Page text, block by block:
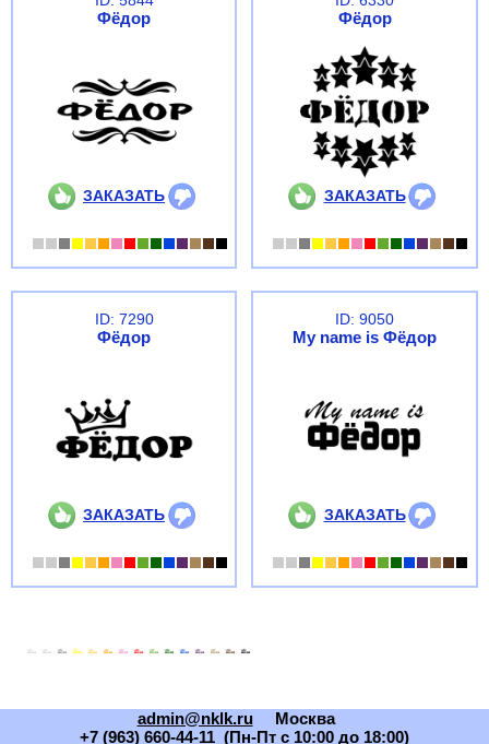
Фёдор
ЗАКАЗАТЬ
Фёдор
ЗАКАЗАТЬ
ID: 7290
Фёдор
ЗАКАЗАТЬ
ID: 9050
My name is Фёдор
ЗАКАЗАТЬ
admin@nklk.ru
Москва
+7 (963) 660-44-11 (Пн-Пт с 10:00 до 18:00)